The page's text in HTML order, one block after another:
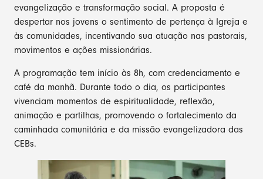
evangelização e transformação social. A proposta é
despertar nos jovens o sentimento de pertença à Igreja e
às comunidades, incentivando sua atuação nas pastorais,
movimentos e ações missionárias.
A programação tem início às 8h, com credenciamento e
café da manhã. Durante todo o dia, os participantes
vivenciam momentos de espiritualidade, reflexão,
animação e partilhas, promovendo o fortalecimento da
caminhada comunitária e da missão evangelizadora das
CEBs.